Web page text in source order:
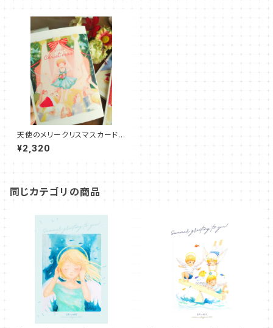
天使のメリークリスマスカード4
種セット
¥2,320
同じカテゴリの商品